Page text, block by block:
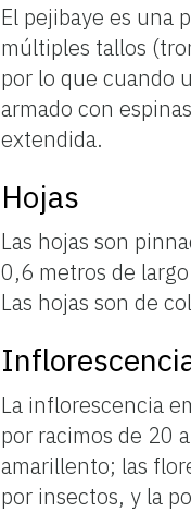
El pejibaye es una
múltiples tallos
por lo que cuando
armado con
extendida.
Hojas
Las hojas son
0,6 metros de
Las hojas son de
La inflorescencia
por racimos de 20
amarillento; las
por insectos, y la